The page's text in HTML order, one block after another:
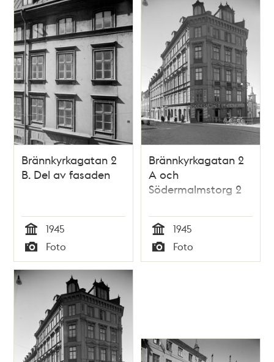
Brännkyrkagatan 2
B. Del av fasaden
Tid
1945
Typ
Foto
Brännkyrkagatan 2
A och
Södermalmstorg 2
Tid
1945
Typ
Foto